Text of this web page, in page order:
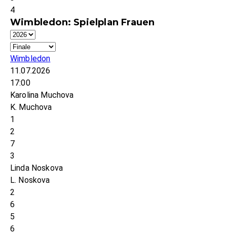
4
Wimbledon: Spielplan Frauen
Wimbledon
11.07.2026
17:00
Karolina Muchova
K. Muchova
1
2
7
3
Linda Noskova
L. Noskova
2
6
5
6